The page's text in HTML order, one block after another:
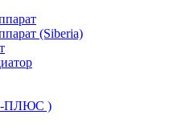
(Siberia)
ПЛЮС )